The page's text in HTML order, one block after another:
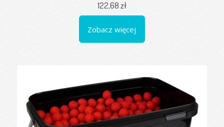
122,68 zł
Zobacz więcej